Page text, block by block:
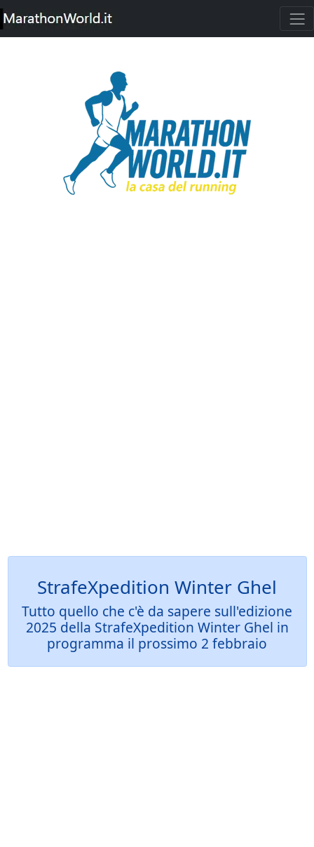
StrafeXpedition Winter Ghel
Tutto quello che c'è da sapere sull'edizione
2025 della StrafeXpedition Winter Ghel in
programma il prossimo 2 febbraio